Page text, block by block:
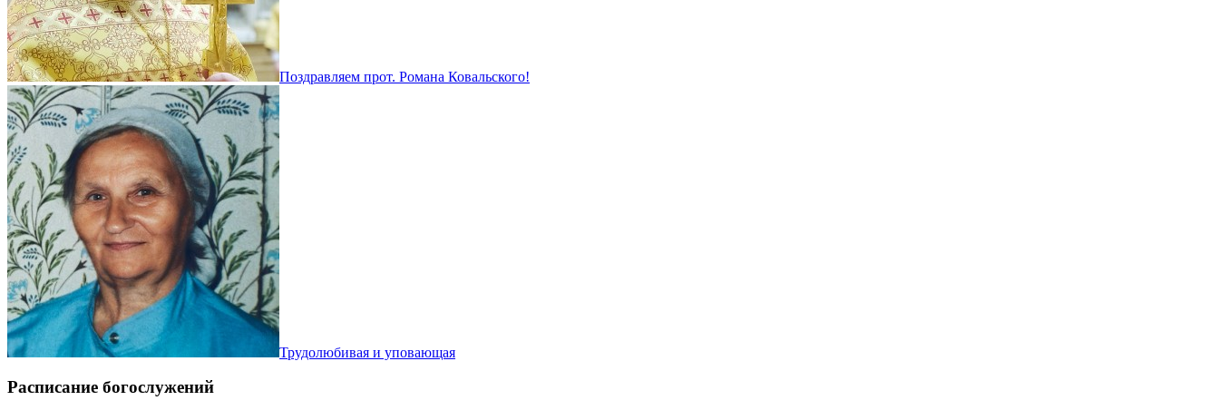
Поздравляем прот. Романа Ковальского!
Трудолюбивая и уповающая
Расписание богослужений